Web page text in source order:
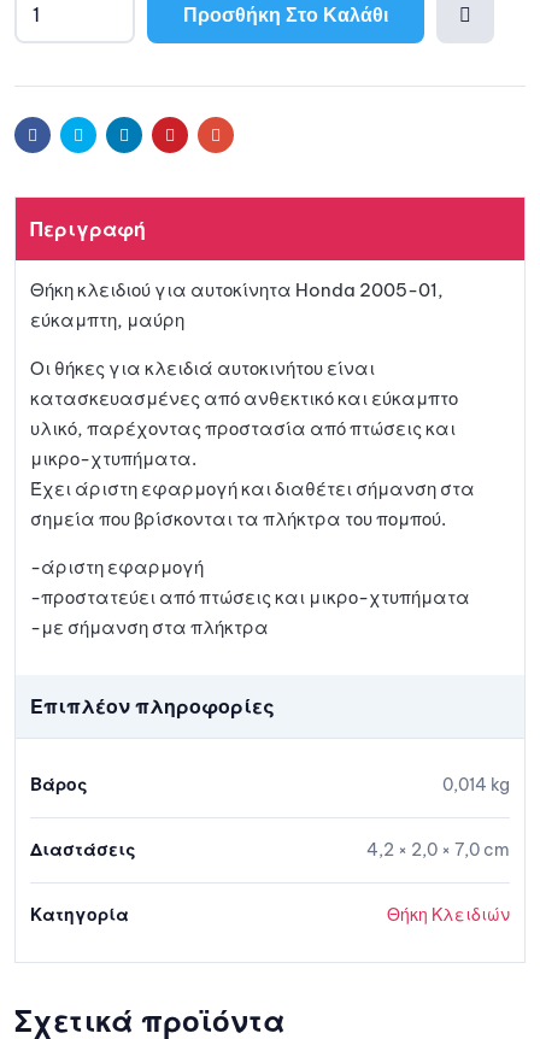
Προσθήκη Στο Καλάθι
αγαπη
FacebookTwitter LinkedinPinterestEmail
Περιγραφή
Θήκη κλειδιού για αυτοκίνητα Honda 2005-01,
εύκαμπτη, μαύρη
Οι θήκες για κλειδιά αυτοκινήτου είναι
κατασκευασμένες από ανθεκτικό και εύκαμπτο
υλικό, παρέχοντας προστασία από πτώσεις και
μικρο-χτυπήματα.
Έχει άριστη εφαρμογή και διαθέτει σήμανση στα
σημεία που βρίσκονται τα πλήκτρα του πομπού.
-άριστη εφαρμογή
-προστατεύει από πτώσεις και μικρο-χτυπήματα
-με σήμανση στα πλήκτρα
Επιπλέον πληροφορίες
Βάρος 0,014 kg
Διαστάσεις 4,2 × 2,0 × 7,0 cm
Κατηγορία Θήκη Κλειδιών
Σχετικά προϊόντα